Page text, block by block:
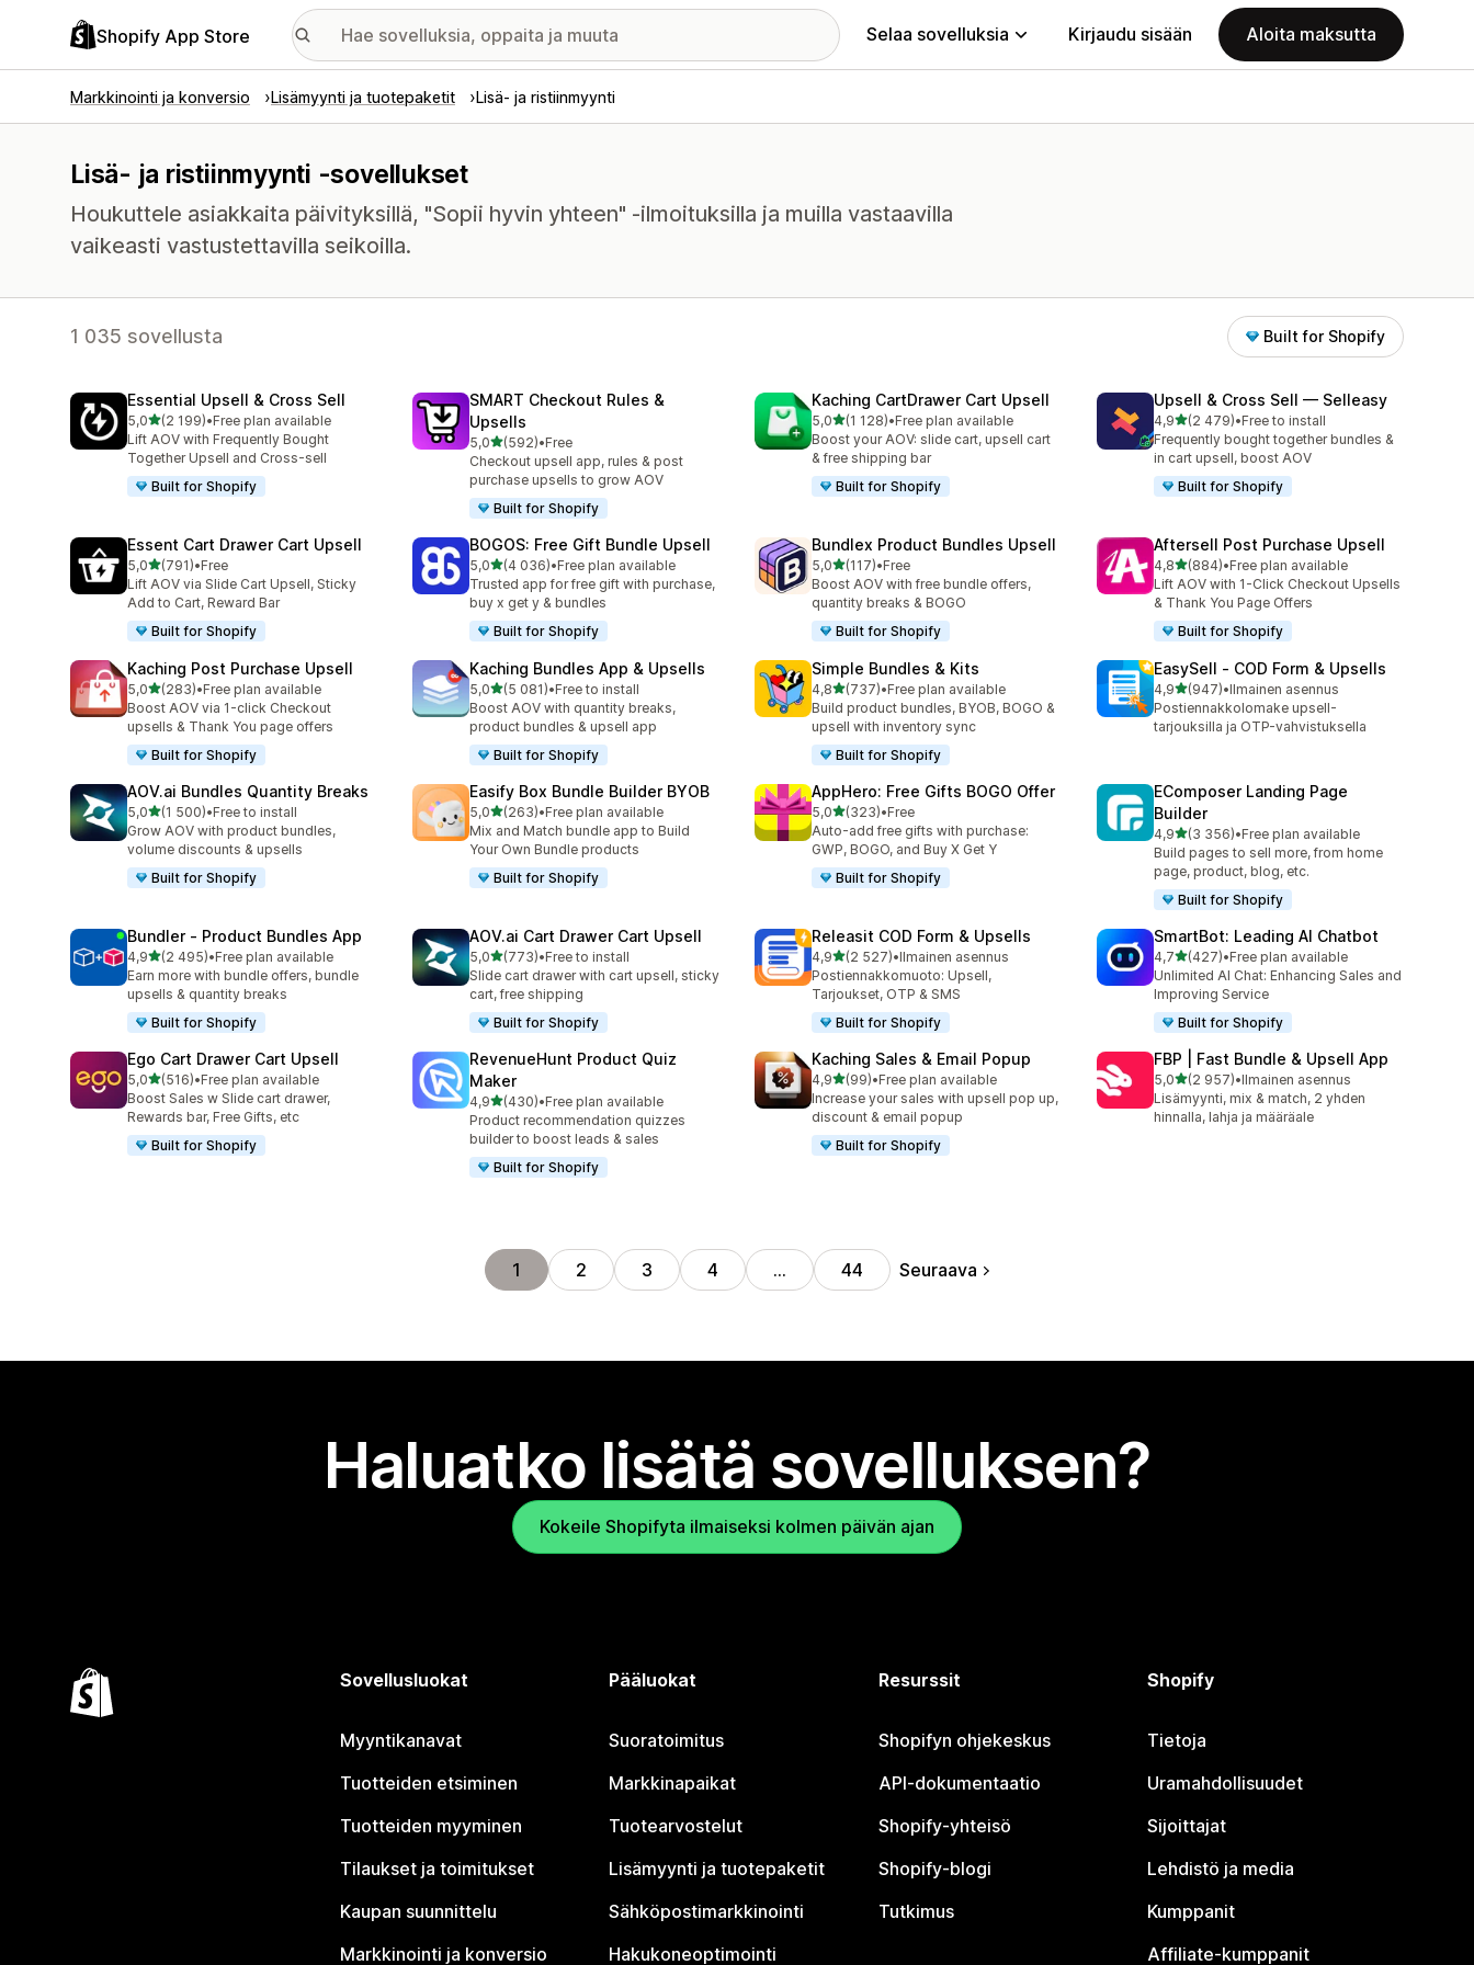
Shopify App Store Selaa sovelluksia Kirjaudu sisään Aloita maksutta
Markkinointi ja konversio Lisämyynti ja tuotepaketit Lisä- ja ristiinmyynti
Lisä- ja ristiinmyynti -sovellukset
Houkuttele asiakkaita päivityksillä, "Sopii hyvin yhteen" -ilmoituksilla ja muilla vastaavilla
vaikeasti vastustettavilla seikoilla.
1 035 sovellusta Built for Shopify
Essential Upsell & Cross Sell
5,0/ 5 tähteä
(2 199)
2199 arvostelua yhteensä
•Free plan available
Lift AOV with Frequently Bought
Together Upsell and Cross-sell
Built for Shopify
SMART Checkout Rules &
Upsells
5,0/ 5 tähteä
(592)
592 arvostelua yhteensä
•Free
Checkout upsell app, rules & post
purchase upsells to grow AOV
Built for Shopify
Kaching CartDrawer Cart Upsell
5,0/ 5 tähteä
(1 128)
1128 arvostelua yhteensä
•Free plan available
Boost your AOV: slide cart, upsell cart
& free shipping bar
Built for Shopify
Upsell & Cross Sell — Selleasy
4,9/ 5 tähteä
(2 479)
2479 arvostelua yhteensä
•Free to install
Frequently bought together bundles &
in cart upsell, boost AOV
Built for Shopify
Essent Cart Drawer Cart Upsell
5,0/ 5 tähteä
(791)
791 arvostelua yhteensä
•Free
Lift AOV via Slide Cart Upsell, Sticky
Add to Cart, Reward Bar
Built for Shopify
BOGOS: Free Gift Bundle Upsell
5,0/ 5 tähteä
(4 036)
4036 arvostelua yhteensä
•Free plan available
Trusted app for free gift with purchase,
buy x get y & bundles
Built for Shopify
Bundlex Product Bundles Upsell
5,0/ 5 tähteä
(117)
117 arvostelua yhteensä
•Free
Boost AOV with free bundle offers,
quantity breaks & BOGO
Built for Shopify
Aftersell Post Purchase Upsell
4,8/ 5 tähteä
(884)
884 arvostelua yhteensä
•Free plan available
Lift AOV with 1-Click Checkout Upsells
& Thank You Page Offers
Built for Shopify
Kaching Post Purchase Upsell
5,0/ 5 tähteä
(283)
283 arvostelua yhteensä
•Free plan available
Boost AOV via 1-click Checkout
upsells & Thank You page offers
Built for Shopify
Kaching Bundles App & Upsells
5,0/ 5 tähteä
(5 081)
5081 arvostelua yhteensä
•Free to install
Boost AOV with quantity breaks,
product bundles & upsell app
Built for Shopify
Simple Bundles & Kits
4,8/ 5 tähteä
(737)
737 arvostelua yhteensä
•Free plan available
Build product bundles, BYOB, BOGO &
upsell with inventory sync
Built for Shopify
EasySell ‑ COD Form & Upsells
4,9/ 5 tähteä
(947)
947 arvostelua yhteensä
•Ilmainen asennus
Postiennakkolomake upsell-
tarjouksilla ja OTP-vahvistuksella
AOV.ai Bundles Quantity Breaks
5,0/ 5 tähteä
(1 500)
1500 arvostelua yhteensä
•Free to install
Grow AOV with product bundles,
volume discounts & upsells
Built for Shopify
Easify Box Bundle Builder BYOB
5,0/ 5 tähteä
(263)
263 arvostelua yhteensä
•Free plan available
Mix and Match bundle app to Build
Your Own Bundle products
Built for Shopify
AppHero: Free Gifts BOGO Offer
5,0/ 5 tähteä
(323)
323 arvostelua yhteensä
•Free
Auto-add free gifts with purchase:
GWP, BOGO, and Buy X Get Y
Built for Shopify
EComposer Landing Page
Builder
4,9/ 5 tähteä
(3 356)
3356 arvostelua yhteensä
•Free plan available
Build pages to sell more, from home
page, product, blog, etc.
Built for Shopify
Bundler ‑ Product Bundles App
4,9/ 5 tähteä
(2 495)
2495 arvostelua yhteensä
•Free plan available
Earn more with bundle offers, bundle
upsells & quantity breaks
Built for Shopify
AOV.ai Cart Drawer Cart Upsell
5,0/ 5 tähteä
(773)
773 arvostelua yhteensä
•Free to install
Slide cart drawer with cart upsell, sticky
cart, free shipping
Built for Shopify
Releasit COD Form & Upsells
4,9/ 5 tähteä
(2 527)
2527 arvostelua yhteensä
•Ilmainen asennus
Postiennakkomuoto: Upsell,
Tarjoukset, OTP & SMS
Built for Shopify
SmartBot: Leading AI Chatbot
4,7/ 5 tähteä
(427)
427 arvostelua yhteensä
•Free plan available
Unlimited AI Chat: Enhancing Sales and
Improving Service
Built for Shopify
Ego Cart Drawer Cart Upsell
5,0/ 5 tähteä
(516)
516 arvostelua yhteensä
•Free plan available
Boost Sales w Slide cart drawer,
Rewards bar, Free Gifts, etc
Built for Shopify
RevenueHunt Product Quiz
Maker
4,9/ 5 tähteä
(430)
430 arvostelua yhteensä
•Free plan available
Product recommendation quizzes
builder to boost leads & sales
Built for Shopify
Kaching Sales & Email Popup
4,9/ 5 tähteä
(99)
99 arvostelua yhteensä
•Free plan available
Increase your sales with upsell pop up,
discount & email popup
Built for Shopify
FBP | Fast Bundle & Upsell App
5,0/ 5 tähteä
(2 957)
2957 arvostelua yhteensä
•Ilmainen asennus
Lisämyynti, mix & match, 2 yhden
hinnalla, lahja ja määräale
1 2 3 4 … 44 Seuraava
Haluatko lisätä sovelluksen?
Kokeile Shopifyta ilmaiseksi kolmen päivän ajan
Sovellusluokat
Myyntikanavat
Tuotteiden etsiminen
Tuotteiden myyminen
Tilaukset ja toimitukset
Kaupan suunnittelu
Markkinointi ja konversio
Pääluokat
Suoratoimitus
Markkinapaikat
Tuotearvostelut
Lisämyynti ja tuotepaketit
Sähköpostimarkkinointi
Hakukoneoptimointi
Resurssit
Shopifyn ohjekeskus
API-dokumentaatio
Shopify-yhteisö
Shopify-blogi
Tutkimus
Shopify
Tietoja
Uramahdollisuudet
Sijoittajat
Lehdistö ja media
Kumppanit
Affiliate-kumppanit